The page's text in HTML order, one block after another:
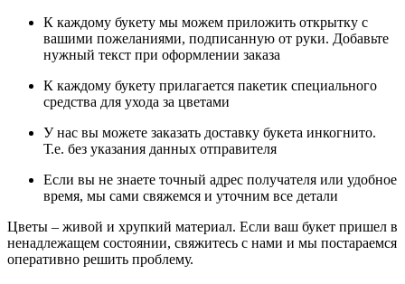
К каждому букету мы можем приложить открытку с
вашими пожеланиями, подписанную от руки. Добавьте
нужный текст при оформлении заказа
К каждому букету прилагается пакетик специального
средства для ухода за цветами
У нас вы можете заказать доставку букета инкогнито.
Т.е. без указания данных отправителя
Если вы не знаете точный адрес получателя или удобное
время, мы сами свяжемся и уточним все детали
Цветы – живой и хрупкий материал. Если ваш букет пришел в
ненадлежащем состоянии, свяжитесь с нами и мы постараемся
оперативно решить проблему.